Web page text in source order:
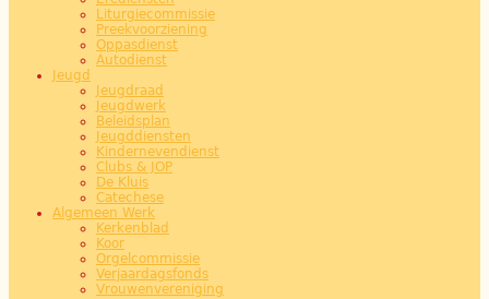
Liturgiecommissie
Preekvoorziening
Oppasdienst
Autodienst
Jeugd
Jeugdraad
Jeugdwerk
Beleidsplan
Jeugddiensten
Kindernevendienst
Clubs & JOP
De Kluis
Catechese
Algemeen Werk
Kerkenblad
Koor
Orgelcommissie
Verjaardagsfonds
Vrouwenvereniging